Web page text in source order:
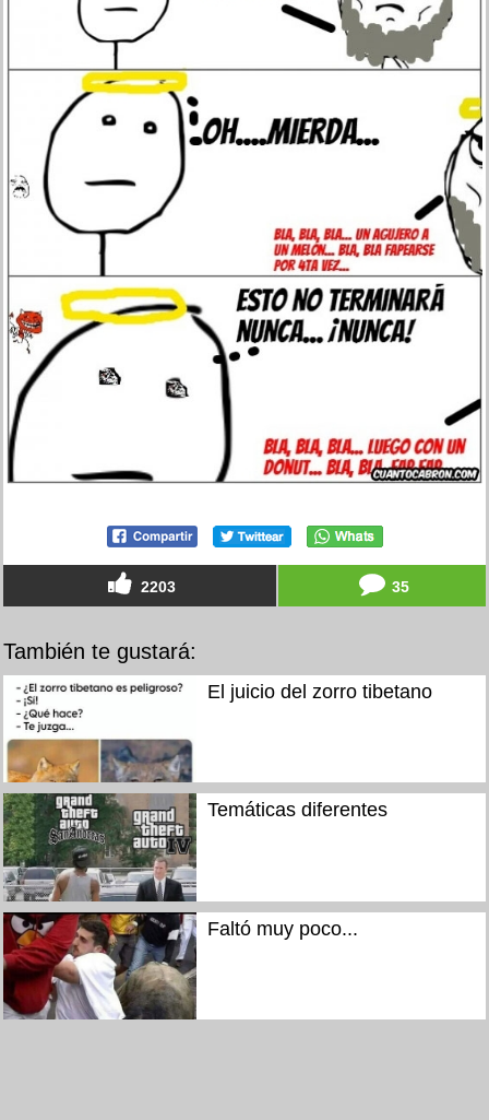
2203 35
También te gustará:
El juicio del zorro tibetano
Temáticas diferentes
Faltó muy poco...